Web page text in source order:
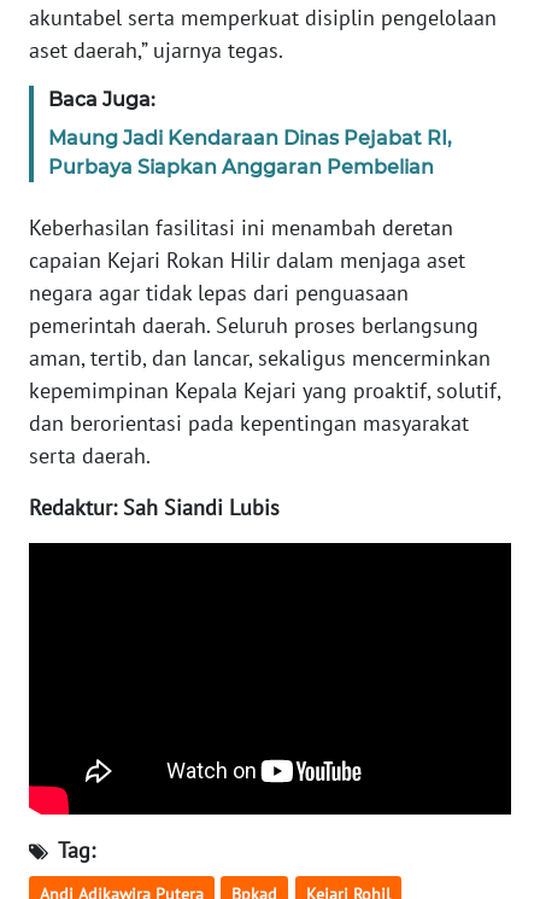
akuntabel serta memperkuat disiplin pengelolaan
aset daerah,” ujarnya tegas.
Baca Juga:
Maung Jadi Kendaraan Dinas Pejabat RI,
Purbaya Siapkan Anggaran Pembelian
Keberhasilan fasilitasi ini menambah deretan
capaian Kejari Rokan Hilir dalam menjaga aset
negara agar tidak lepas dari penguasaan
pemerintah daerah. Seluruh proses berlangsung
aman, tertib, dan lancar, sekaligus mencerminkan
kepemimpinan Kepala Kejari yang proaktif, solutif,
dan berorientasi pada kepentingan masyarakat
serta daerah.
Redaktur: Sah Siandi Lubis
Tag:
Andi Adikawira Putera Bpkad Kejari Rohil
WN
SERAMBI
WN
JAMBI
SULTRA
WN
WN
SULTENG
WN
SUMSEL
BENGKULU